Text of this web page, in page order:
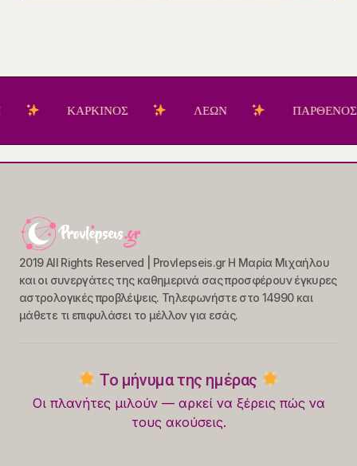
ΚΑΡΚΙΝΟΣ ΛΕΩΝ ΠΑΡΘΕΝΟΣ
2019 All Rights Reserved | Provlepseis.gr Η Μαρία Μιχαήλου
και οι συνεργάτες της καθημερινά σας προσφέρουν έγκυρες
αστρολογικές προβλέψεις. Τηλεφωνήστε στο 14990 και
μάθετε τι επιφυλάσει το μέλλον για εσάς.
Το μήνυμα της ημέρας
Οι πλανήτες μιλούν — αρκεί να ξέρεις πώς να
τους ακούσεις.